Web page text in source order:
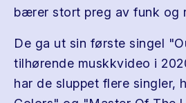
bærer stort preg av funk og
De ga ut sin første singel
tilhørende muskkvideo i
har de sluppet flere singler,